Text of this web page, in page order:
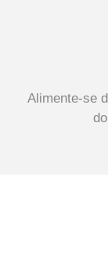
Alimente-se